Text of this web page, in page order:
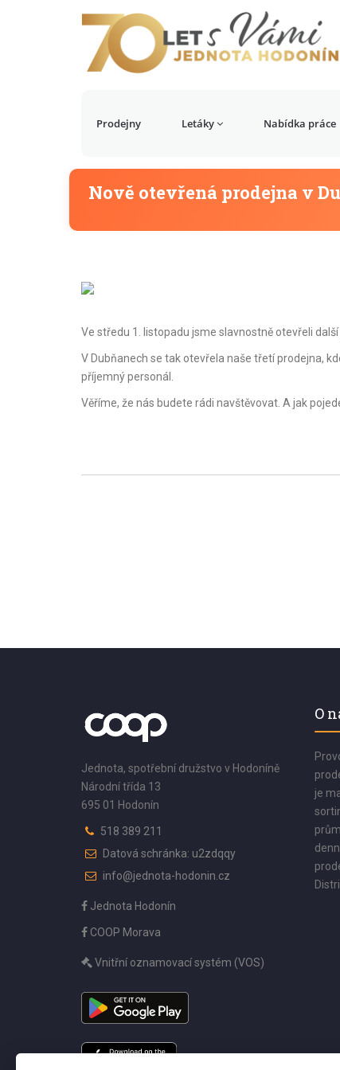
Prodejny Letáky Nabídka práce
Nově otevřená prodejna v
Ve středu 1. listopadu jsme slavnostně otevřeli
V Dubňanech se tak otevřela naše třetí prodejna,
příjemný personál.
Věříme, že nás budete rádi navštěvovat. A jak
Jednota, spotřební družstvo v Hodoníně
Národní třída 13
695 01 Hodonín
518 389 211
Datová schránka: u2zdqqy
info@jednota-hodonin.cz
Jednota Hodonín
COOP Morava
Vnitřní oznamovací systém (VOS)
O
je